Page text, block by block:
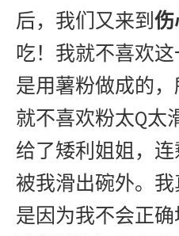
后，我们 又来到 伤
吃！我就不喜欢
是用薯粉做成的
就不喜欢粉太Q太
给了矮利姐姐，连
被我滑出碗外。我
是因为我不会正确